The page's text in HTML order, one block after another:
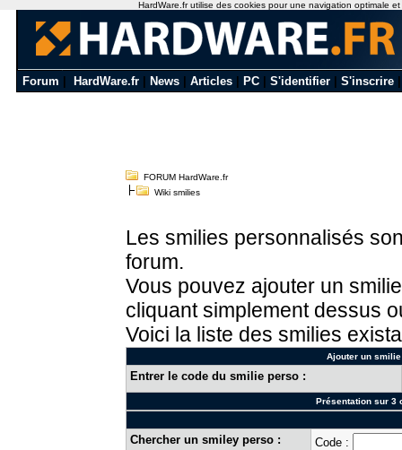
Forum HardWare.fr News Articles PC S'identifier S'inscrire
FORUM HardWare.fr
Wiki smilies
Les smilies personnalisés
forum.
Vous pouvez ajouter un
cliquant simplement dessus
Voici la liste des smilies
Ajouter un
Entrer le code du smilie perso :
Présentation sur 3
Chercher un smiley perso : Code :
HardWare.fr utilise des cookies pour une navigation optimale